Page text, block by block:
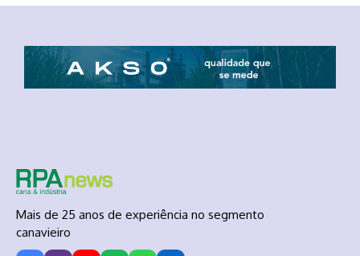
Mais de 25 anos de experiência no segmento
canavieiro